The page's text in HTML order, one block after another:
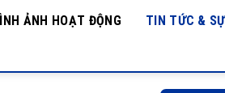
ẢNH HOẠT ĐỘNG TIN TỨC &